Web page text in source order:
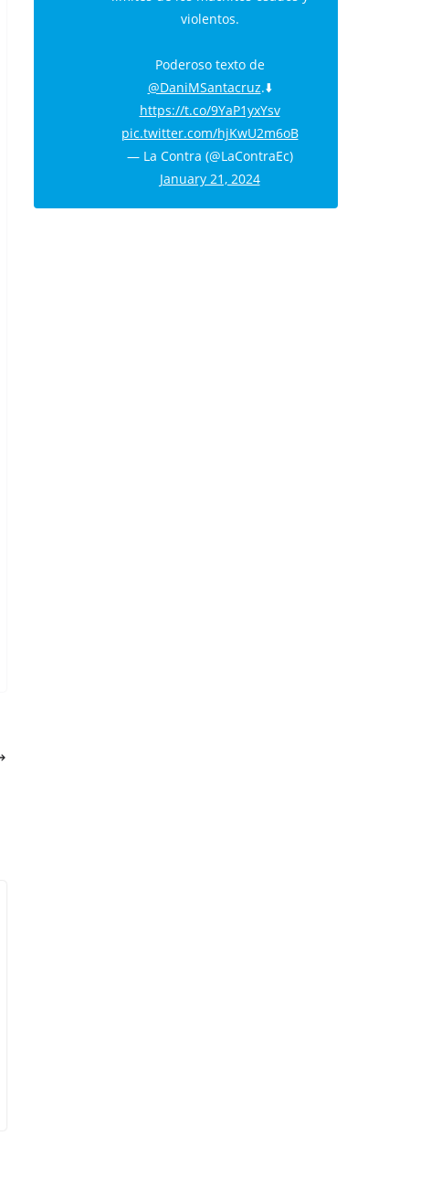
violentos.
Poderoso texto de
@DaniMSantacruz.⬇️
https://t.co/9YaP1yxYsv
pic.twitter.com/hjKwU2m6oB
— La Contra (@LaContraEc)
January 21, 2024